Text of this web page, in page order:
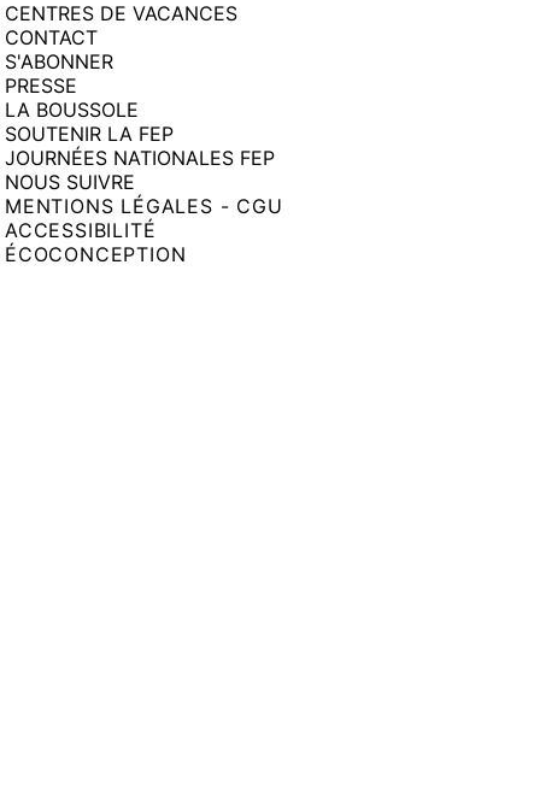
CENTRES DE VACANCES
CONTACT
S'ABONNER
PRESSE
LA BOUSSOLE
SOUTENIR LA FEP
JOURNÉES NATIONALES FEP
NOUS SUIVRE
MENTIONS LÉGALES - CGU
ACCESSIBILITÉ
ÉCOCONCEPTION